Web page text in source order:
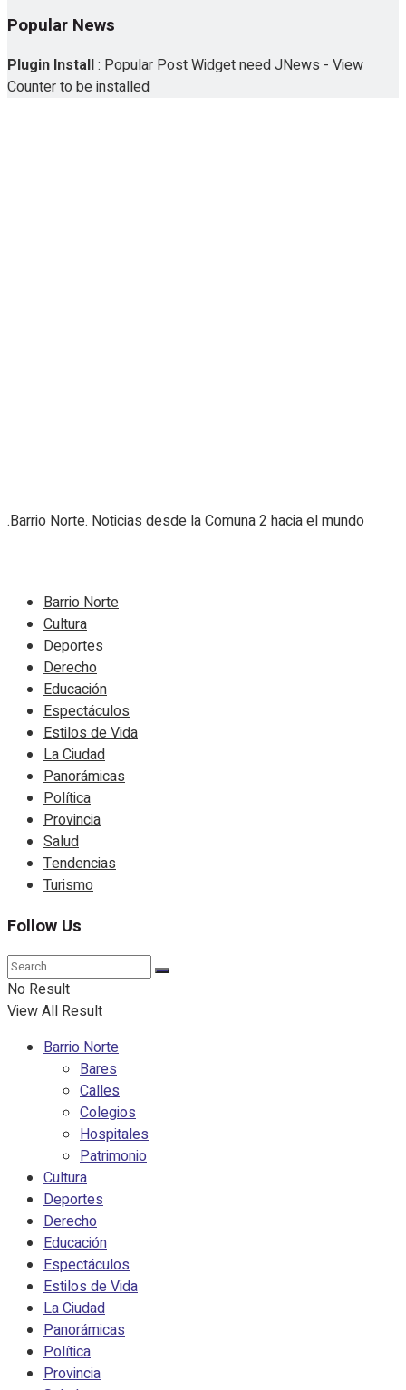
Popular News
Plugin Install: Popular Post Widget need JNews - View
Counter to be installed
.Barrio Norte. Noticias desde la Comuna 2 hacia el mundo
Barrio Norte
Cultura
Deportes
Derecho
Educación
Espectáculos
Estilos de Vida
La Ciudad
Panorámicas
Política
Provincia
Salud
Tendencias
Turismo
Follow Us
No Result
View All Result
Barrio Norte
Bares
Calles
Colegios
Hospitales
Patrimonio
Cultura
Deportes
Derecho
Educación
Espectáculos
Estilos de Vida
La Ciudad
Panorámicas
Política
Provincia